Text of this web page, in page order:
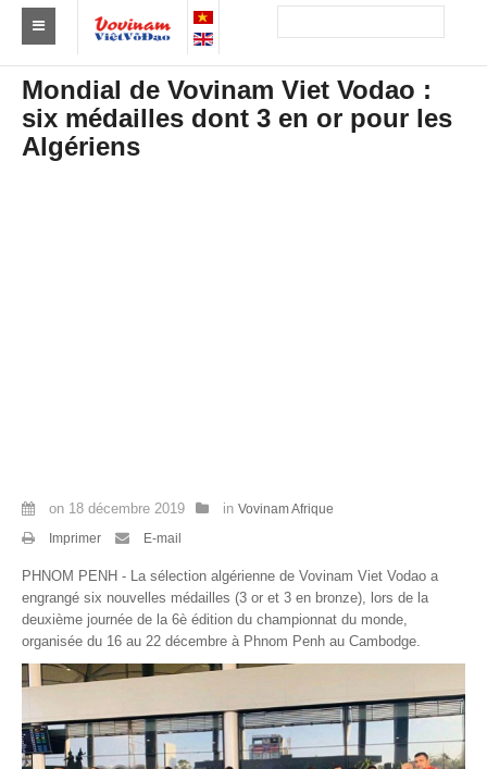
Trouver un club
Asie
Europe
Par Statistiques
Médias
PHOTO
Thema
Mondial de Vovinam Viet Vodao :
six médailles dont 3 en or pour les
Algériens
on 18 décembre 2019 in Vovinam Afrique
Imprimer
E-mail
PHNOM PENH - La sélection algérienne de Vovinam Viet Vodao a
engrangé six nouvelles médailles (3 or et 3 en bronze), lors de la
deuxième journée de la 6è édition du championnat du monde,
organisée du 16 au 22 décembre à Phnom Penh au Cambodge.